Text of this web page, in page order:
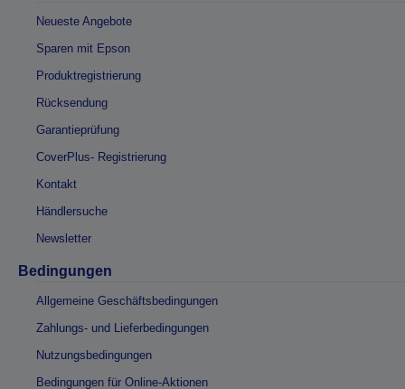
Neueste Angebote
Sparen mit Epson
Produktregistrierung
Rücksendung
Garantieprüfung
CoverPlus- Registrierung
Kontakt
Händlersuche
Newsletter
Bedingungen
Allgemeine Geschäftsbedingungen
Zahlungs- und Lieferbedingungen
Nutzungsbedingungen
Bedingungen für Online-Aktionen